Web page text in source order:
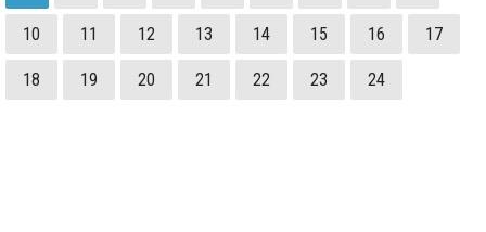
10 11 12 13 14 15 16 17
18 19 20 21 22 23 24